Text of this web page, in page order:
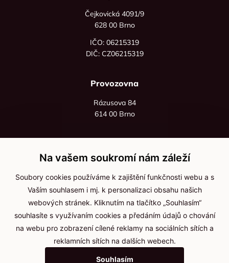
Čejkovická 4091/9
628 00 Brno
IČO: 06215319
DIČ: CZ06215319
Provozovna
Rázusova 84
614 00 Brno
+420 736 535 066
Po - pá: 8:00 - 16:00
info@jma-kam.cz
Důležité informace
Ochrana osobních údajů
Cookies
Na vašem soukromí nám záleží
Soubory cookies používáme k zajištění funkčnosti webu a s
Vaším souhlasem i mj. k personalizaci obsahu našich
webových stránek. Kliknutím na tlačítko „Souhlasím“
souhlasíte s využívaním cookies a předáním údajů o chování
na webu pro zobrazení cílené reklamy na sociálních sítích a
reklamních sítích na dalších webech.
Souhlasím